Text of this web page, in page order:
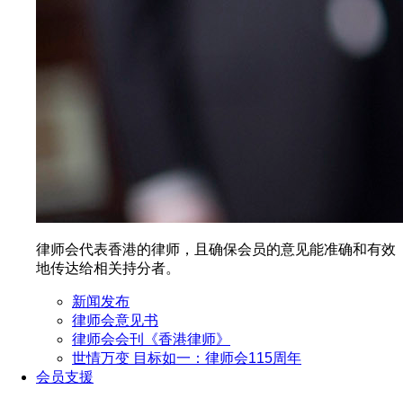
律师会代表香港的律师，且确保会员的意见能准确和有效
地传达给相关持分者。
新闻发布
律师会意见书
律师会会刊《香港律师》
世情万变 目标如一：律师会115周年
会员支援